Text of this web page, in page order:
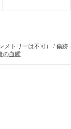
メトリーは不可） /傷跡
の血腫